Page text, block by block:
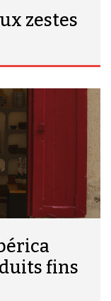
zestes
fins